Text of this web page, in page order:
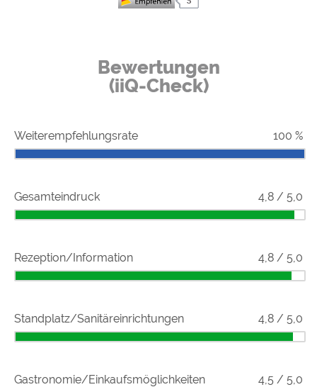
Bewertungen
(iiQ-Check)
Weiterempfehlungsrate 100 %
Gesamteindruck 4,8 / 5,0
Rezeption/Information 4,8 / 5,0
Standplatz/Sanitäreinrichtungen 4,8 / 5,0
Gastronomie/Einkaufsmöglichkeiten 4,5 / 5,0
https://policies.google.com/privacy
über "COOKIES" geändert werden!